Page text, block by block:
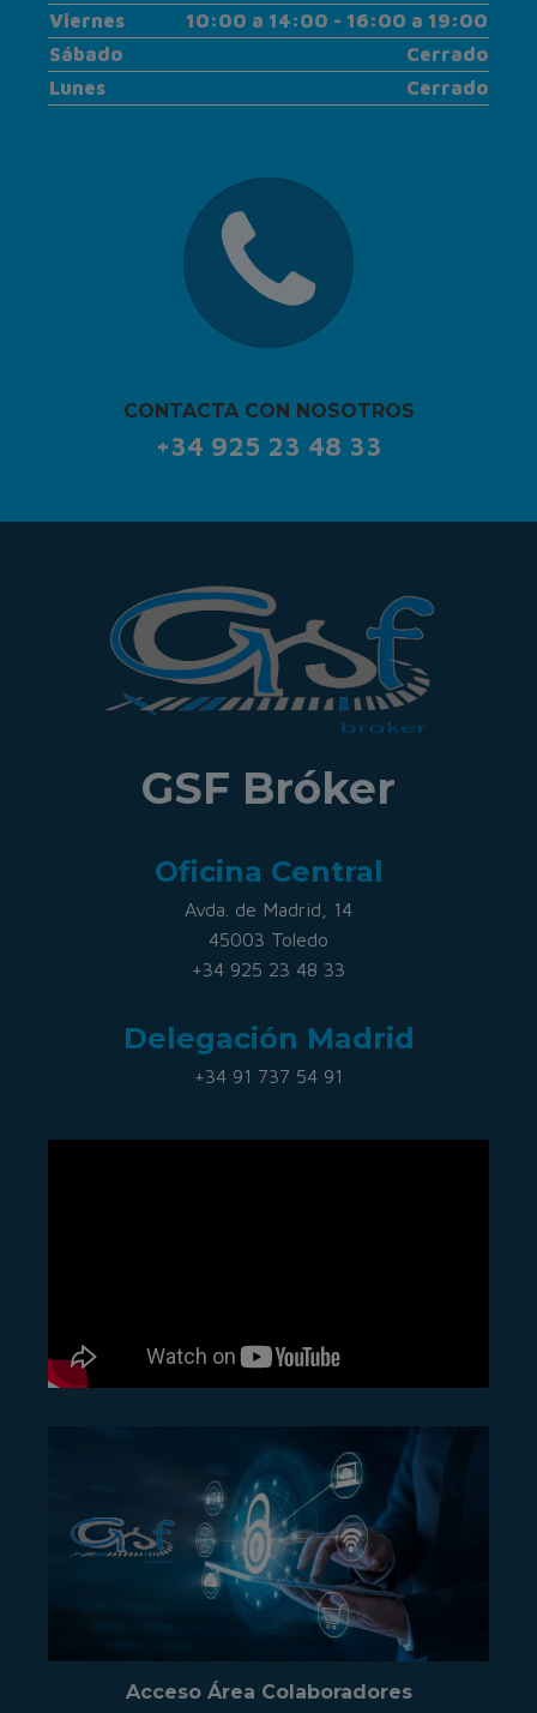
Viernes
10:00 a 14:00 - 16:00 a 19:00
Sábado
Cerrado
Lunes
Cerrado
CONTACTA CON NOSOTROS
+34 925 23 48 33
GSF Bróker
Oficina Central
Avda. de Madrid, 14
45003 Toledo
+34 925 23 48 33
Delegación Madrid
+34 91 737 54 91
Acceso Área Colaboradores